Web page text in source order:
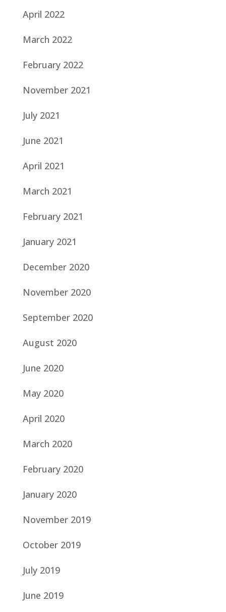
April 2022
March 2022
February 2022
November 2021
July 2021
June 2021
April 2021
March 2021
February 2021
January 2021
December 2020
November 2020
September 2020
August 2020
June 2020
May 2020
April 2020
March 2020
February 2020
January 2020
November 2019
October 2019
July 2019
June 2019